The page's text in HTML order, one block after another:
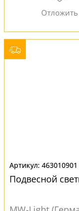
463010901
Подвесной